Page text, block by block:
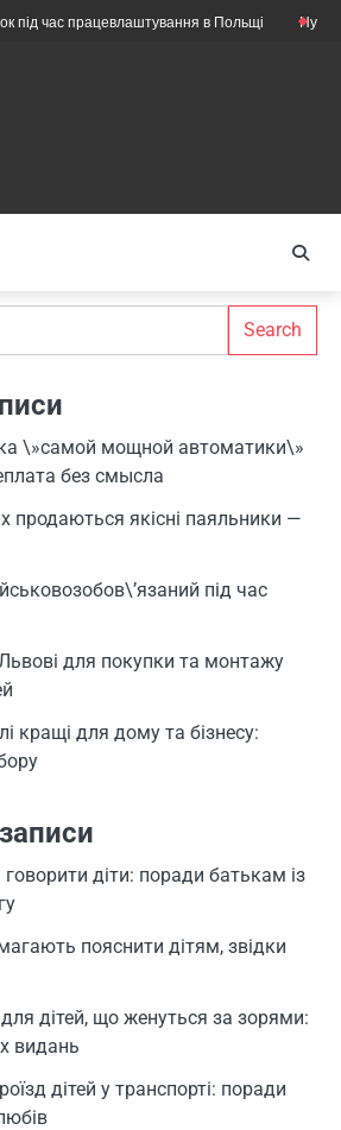
в Польщі Нужны ли ещё
Search
\»самой мощной автоматики\»
без смысла
продаються якісні паяльники —
під час
для покупки та монтажу
кращі для дому та бізнесу:
діти: поради батькам із
пояснити дітям, звідки
для дітей, що женуться за зорями:
видань
дітей у транспорті: поради